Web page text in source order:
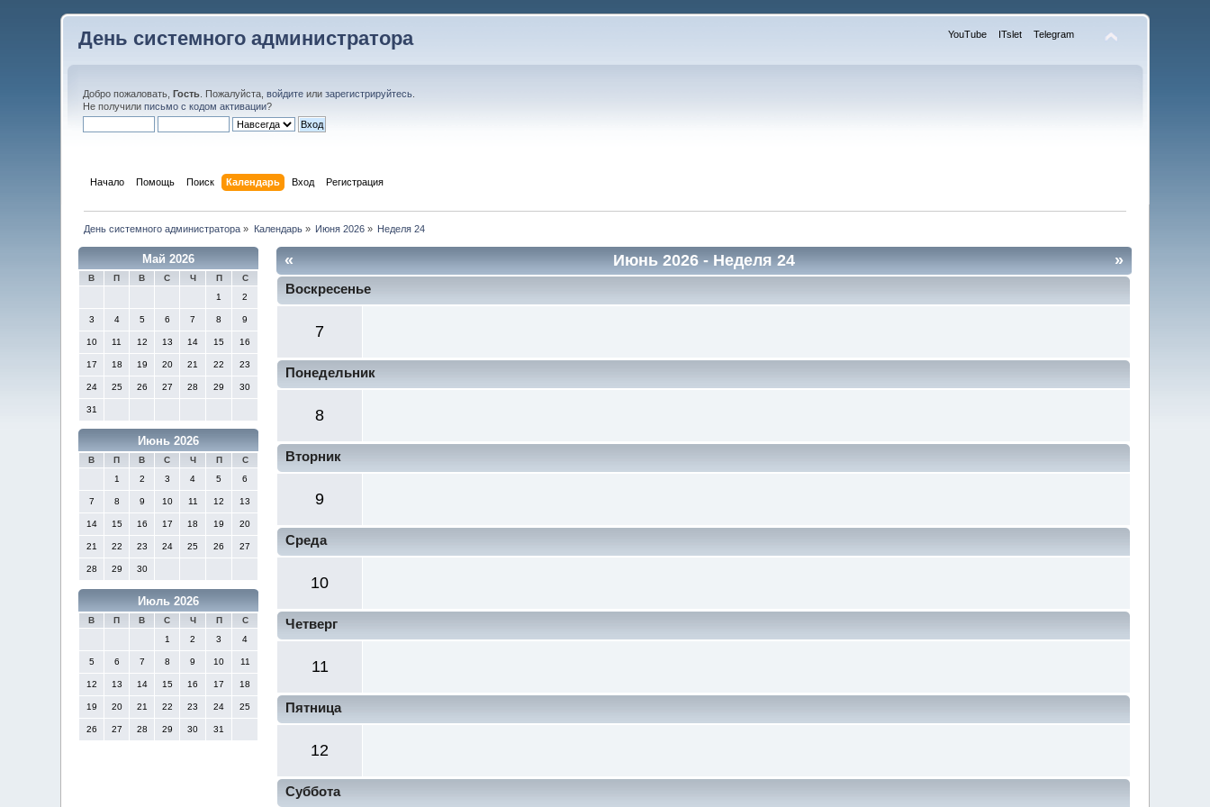
День системного администратора YouTube ITslet Telegram
Добро пожаловать,Гость . Пожалуйста,войдите илизарегистрируйтесь
Не получилиписьмо с кодом активации?
Начало Помощь Поиск Календарь Вход Регистрация
День системного администратора » Календарь» Июня 2026 » Неделя 24
Май 2026
В П В С Ч П
С
1
2
3 4 5 6 7 8 9
10 11 12 13 14 15 16
17 18 19 20 21 22 23
24 25 26 27 28 29 30
31
Июнь 2026
В П В С Ч П
С
1
2 3 4 5 6
7 8 9 10 11 12 13
14 15 16 17 18 19 20
21 22 23 24 25 26 27
28 29 30
Июль 2026
В П В С Ч П
С
1
2 3 4
5 6 7 8 9 10 11
12 13 14 15 16 17 18
19 20 21 22 23 24 25
26 27 28 29 30 31
« »
Июнь 2026- Неделя 24
Воскресенье
7
Понедельник
8
Вторник
9
Среда
10
Четверг
11
Пятница
12
Суббота